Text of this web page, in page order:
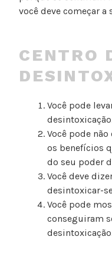
você deve começar
CENTRO
Você pode
Você pode
os benefícios
do seu poder
Você deve
desintoxicar-
Você pode
conseguiram